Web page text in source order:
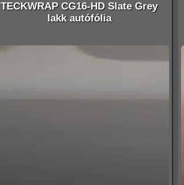
TECKWRAP CG16-HD Slate Grey
lakk autófólia